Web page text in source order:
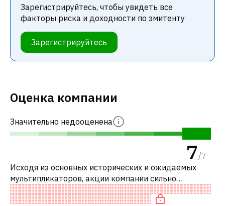
Зарегистрируйтесь, чтобы увидеть все
факторы риска и доходности по эмитенту
Зарегистрируйтесь
Оценка компании
Значительно недооценена
7/7
Исходя из основных исторических и ожидаемых
мультипликаторов, акции компании сильно
недооценены по сравнению с аналогичными
компаниями. В частности, акция недооценена по